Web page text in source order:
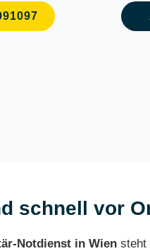
schnell vor
Notdienst in Wien steht